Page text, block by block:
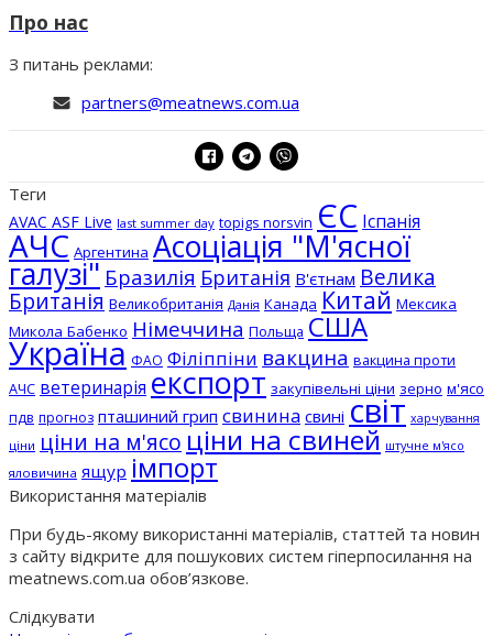
Про нас
З питань реклами:
partners@meatnews.com.ua
Теги
AVAC ASF Live last summer day topigs norsvin ЄС Іспанія
АЧС Аргентина Асоціація "М'ясної
галузі" Бразилія Британія В'єтнам Велика
Британія Великобританія Данія Канада Китай Мексика
Микола Бабенко Німеччина Польща США
Україна ФАО Філіппіни вакцина вакцина проти
АЧС ветеринарія експорт закупівельні ціни зерно м'ясо
пдв прогноз пташиний грип свинина свині світ харчування
ціни ціни на м'ясо ціни на свиней штучне м'ясо
яловичина ящур імпорт
Використання матеріалів
При будь-якому використанні матеріалів, статтей та новин
з сайту відкрите для пошукових систем гіперпосилання на
meatnews.com.ua обов’язкове.
Слідкувати